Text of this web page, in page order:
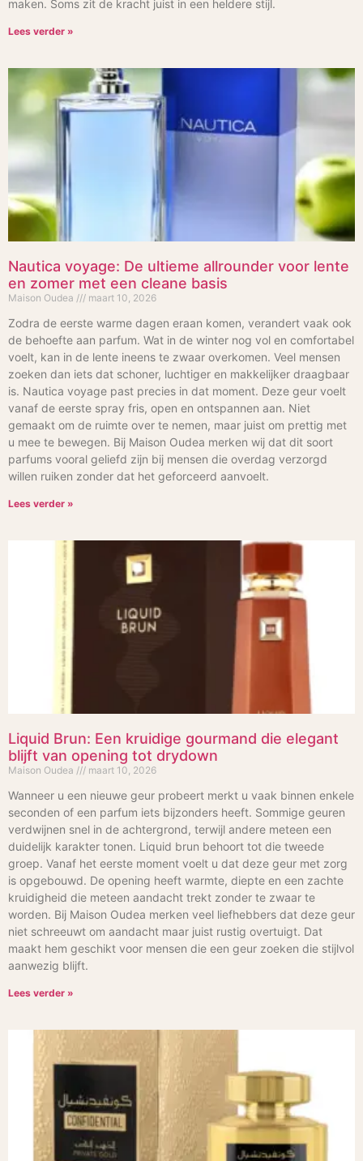
maken. Soms zit de kracht juist in een heldere stijl.
Lees verder »
Nautica voyage: De ultieme allrounder voor lente
en zomer met een cleane basis
Maison Oudea maart 10, 2026
Zodra de eerste warme dagen eraan komen, verandert vaak ook
de behoefte aan parfum. Wat in de winter nog vol en comfortabel
voelt, kan in de lente ineens te zwaar overkomen. Veel mensen
zoeken dan iets dat schoner, luchtiger en makkelijker draagbaar
is. Nautica voyage past precies in dat moment. Deze geur voelt
vanaf de eerste spray fris, open en ontspannen aan. Niet
gemaakt om de ruimte over te nemen, maar juist om prettig met
u mee te bewegen. Bij Maison Oudea merken wij dat dit soort
parfums vooral geliefd zijn bij mensen die overdag verzorgd
willen ruiken zonder dat het geforceerd aanvoelt.
Lees verder »
Liquid Brun: Een kruidige gourmand die elegant
blijft van opening tot drydown
Maison Oudea maart 10, 2026
Wanneer u een nieuwe geur probeert merkt u vaak binnen enkele
seconden of een parfum iets bijzonders heeft. Sommige geuren
verdwijnen snel in de achtergrond, terwijl andere meteen een
duidelijk karakter tonen. Liquid brun behoort tot die tweede
groep. Vanaf het eerste moment voelt u dat deze geur met zorg
is opgebouwd. De opening heeft warmte, diepte en een zachte
kruidigheid die meteen aandacht trekt zonder te zwaar te
worden. Bij Maison Oudea merken veel liefhebbers dat deze geur
niet schreeuwt om aandacht maar juist rustig overtuigt. Dat
maakt hem geschikt voor mensen die een geur zoeken die stijlvol
aanwezig blijft.
Lees verder »